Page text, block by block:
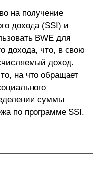
на получение
дохода (SSI) и
BWE для
дохода, что, в свою
доход.
на что обращает
суммы
по программе SSI.